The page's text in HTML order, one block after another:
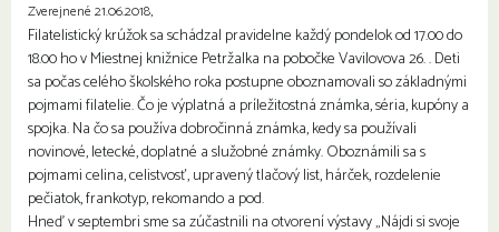
Zverejnené 21.06.2018,
Filatelistický krúžok sa schádzal pravidelne každý pondelok od 17.00 do
18.00 ho v Miestnej knižnice Petržalka na pobočke Vavilovova 26. . Deti
sa počas celého školského roka postupne oboznamovali so základnými
pojmami filatelie. Čo je výplatná a príležitostná známka, séria, kupóny a
spojka. Na čo sa používa dobročinná známka, kedy sa používali
novinové, letecké, doplatné a služobné známky. Oboznámili sa s
pojmami celina, celistvosť, upravený tlačový list, hárček, rozdelenie
pečiatok, frankotyp, rekomando a pod.
Hneď v septembri sme sa zúčastnili na otvorení výstavy „Nájdi si svoje